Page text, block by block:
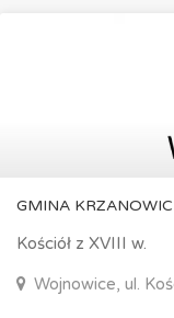
GMINA BABORÓW
Gmina Baborów w
Baborów,